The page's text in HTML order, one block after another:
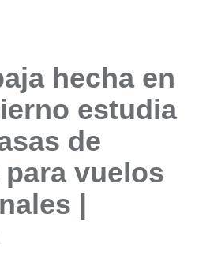
hecha en
estudia
de
vuelos
|